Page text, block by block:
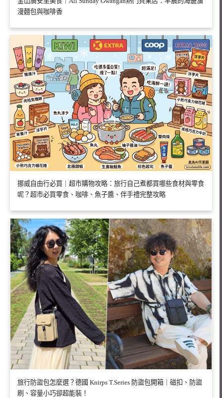
漫麵包與咖啡香
挪威自由行必買｜超市購物攻略：旅行自己煮都買哪些食材與零食
呢？超市必買零食、咖啡、魚子醬、伴手禮完整攻略
旅行防盜包怎麼選？德國 Knirps T.Series 防盜包開箱｜磁扣、防盜
刷、容量小巧卻超能裝！